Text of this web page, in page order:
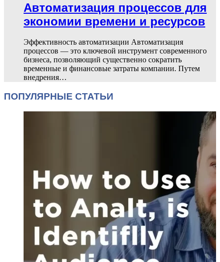
Автоматизация процессов для
экономии времени и ресурсов
Эффективность автоматизации Автоматизация
процессов — это ключевой инструмент современного
бизнеса, позволяющий существенно сократить
временные и финансовые затраты компании. Путем
внедрения…
ПОПУЛЯРНЫЕ СТАТЬИ